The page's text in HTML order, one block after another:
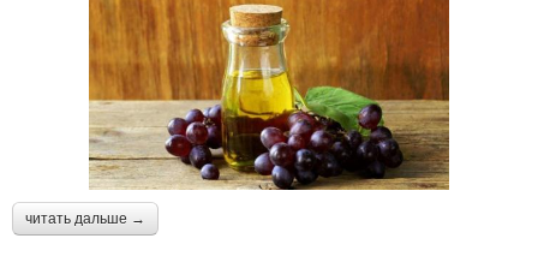
читать дальше →